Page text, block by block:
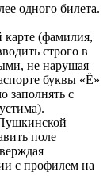
одного билета.
(фамилия,
строго в
не нарушая
буквы «Ё»
заполнять с
поле
с профилем на